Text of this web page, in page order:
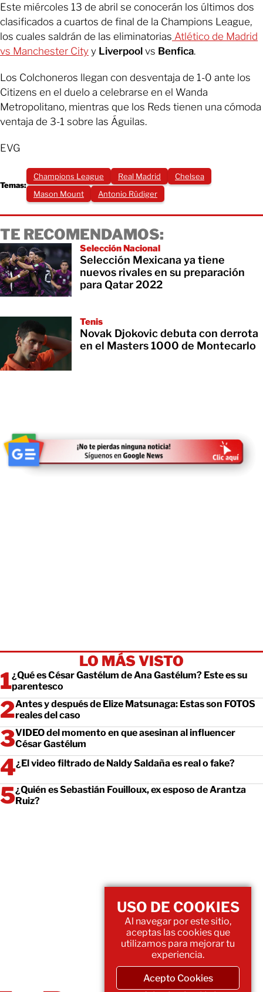
Este miércoles 13 de abril se conocerán los últimos dos
clasificados a cuartos de final de la Champions League,
los cuales saldrán de las eliminatorias Atlético de Madrid
vs Manchester City y Liverpool vs Benfica.
Los Colchoneros llegan con desventaja de 1-0 ante los
Citizens en el duelo a celebrarse en el Wanda
Metropolitano, mientras que los Reds tienen una cómoda
ventaja de 3-1 sobre las Águilas.
EVG
Temas:
Champions League Real Madrid
Chelsea
Mason Mount
Antonio Rüdiger
TE RECOMENDAMOS:
Selección Nacional
Selección Mexicana ya tiene
nuevos rivales en su preparación
para Qatar 2022
Tenis
Novak Djokovic debuta con derrota
en el Masters 1000 de Montecarlo
LO MÁS VISTO
¿Qué es César Gastélum de Ana Gastélum? Este es su
parentesco
Antes y después de Elize Matsunaga: Estas son FOTOS
reales del caso
VIDEO del momento en que asesinan al influencer
César Gastélum
¿El video filtrado de Naldy Saldaña es real o fake?
¿Quién es Sebastián Fouilloux, ex esposo de Arantza
Ruiz?
USO DE COOKIES
Al navegar por este sitio,
aceptas las cookies que
utilizamos para mejorar tu
experiencia.
Acepto Cookies